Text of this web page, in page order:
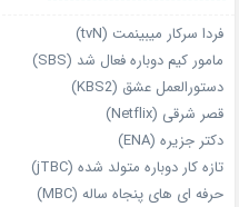
فردا سرکار میبینمت (tvN)
مامور کیم دوباره فعال شد (SBS)
دستورالعمل عشق (KBS2)
قصر شرقی (Netflix)
دکتر جزیره (ENA)
تازه‌ کار دوباره‌ متولد شده (jTBC)
حرفه‌ ای‌ های پنجاه‌ ساله (MBC)